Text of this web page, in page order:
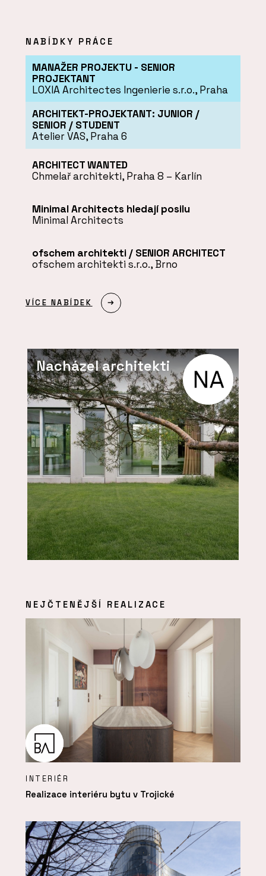
NABÍDKY PRÁCE
MANAŽER PROJEKTU - SENIOR
PROJEKTANT
LOXIA Architectes Ingenierie s.r.o., Praha
ARCHITEKT-PROJEKTANT: JUNIOR /
SENIOR / STUDENT
Atelier VAS, Praha 6
ARCHITECT WANTED
Chmelař architekti, Praha 8 – Karlín
Minimal Architects hledají posilu
Minimal Architects
ofschem architekti / SENIOR ARCHITECT
ofschem architekti s.r.o., Brno
VÍCE NABÍDEK
Nacházel architekti
NEJČTENĚJŠÍ REALIZACE
INTERIÉR
Realizace interiéru bytu v Trojické